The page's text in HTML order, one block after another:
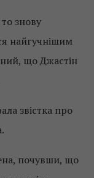
знову
найгучнішим
що Джастін
звістка про
почувши, що